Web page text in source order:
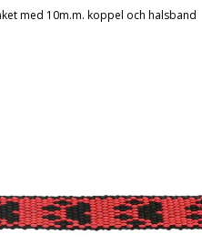
med 10m.m. koppel och halsband